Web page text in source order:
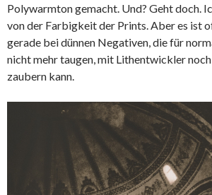
Polywarmton gemacht. Und? Geht doch.
von der Farbigkeit der Prints. Aber es ist
gerade bei dünnen Negativen, die für
nicht mehr taugen, mit Lithentwickler
zaubern kann.